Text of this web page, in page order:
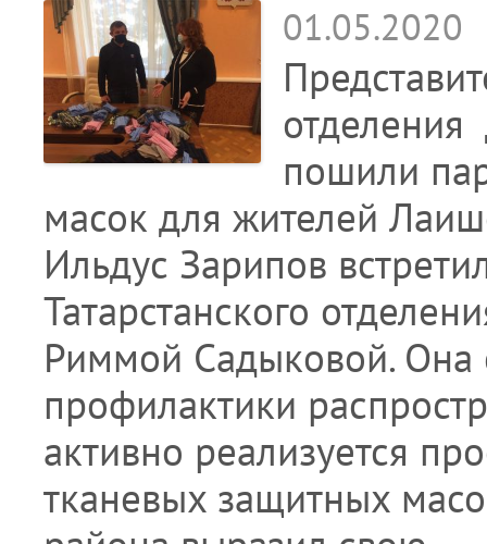
01.05.2020
пошили
масок для жителей
Ильдус Зарипов
Татарстанского
Риммой Садыковой. Она
профилактики
активно реализуется
тканевых защитных